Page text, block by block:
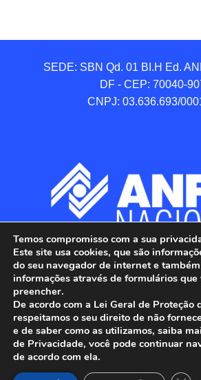
SEDE: SBN Qd. 01 BI.H Ed.
DF - CEP: 70040-
CNPJ: 03.636.693/
ANFIP - Associação Nacional
Fiscais da Receita Federal
Temos compromisso com a sua
Este site usa cookies, que são
do seu navegador de internet e
informações através de formulários que
preencher.
De acordo com a Lei Geral de Proteção
respeitamos o seu direito de não
e de saber como as utilizamos, saiba
de Privacidade, você pode continuar
de acordo com ela.